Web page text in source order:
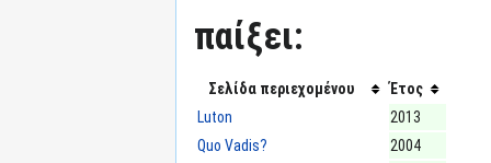
παίξει:
Σελίδα περιεχομένου
Έτος
Luton
2013
Quo Vadis?
2004